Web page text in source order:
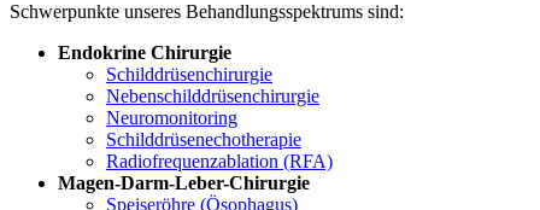
Schwerpunkte unseres Behandlungsspektrums sind:
Endokrine Chirurgie
Schilddrüsenchirurgie
Nebenschilddrüsenchirurgie
Neuromonitoring
Schilddrüsenechotherapie
Radiofrequenzablation (RFA)
Magen-Darm-Leber-Chirurgie
Speiseröhre (Ösophagus)